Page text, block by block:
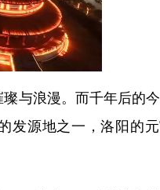
与浪漫。而千年后的
发源地之一，洛阳的